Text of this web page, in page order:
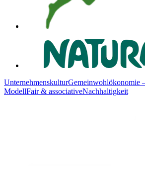
UnternehmenskulturGemeinwohlökonomie
ModellFair & associativeNachhaltigkeit